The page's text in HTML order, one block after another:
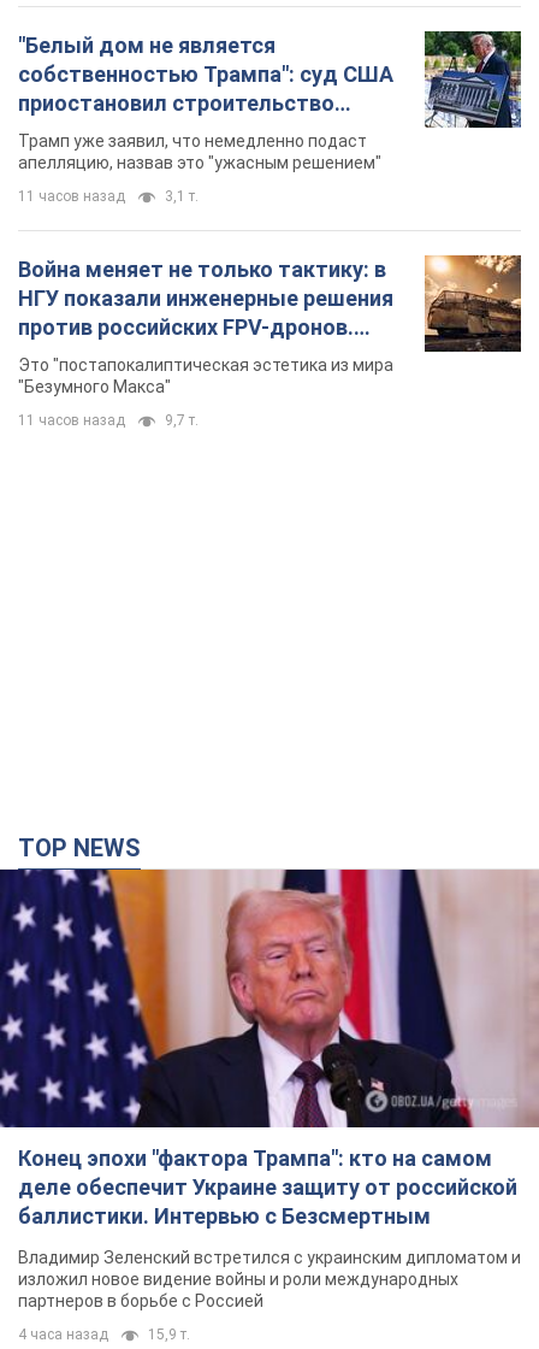
"Белый дом не является
собственностью Трампа": суд США
приостановил строительство
бального зала стоимостью 400 млн
долларов
Трамп уже заявил, что немедленно подаст
апелляцию, назвав это "ужасным решением"
11 часов назад 3,1 т.
Война меняет не только тактику: в
НГУ показали инженерные решения
против российских FPV-дронов.
Фото
Это "постапокалиптическая эстетика из мира
"Безумного Макса"
11 часов назад 9,7 т.
TOP NEWS
Конец эпохи "фактора Трампа": кто на самом
деле обеспечит Украине защиту от российской
баллистики. Интервью с Безсмертным
Владимир Зеленский встретился с украинским дипломатом и
изложил новое видение войны и роли международных
партнеров в борьбе с Россией
4 часа назад 15,9 т.